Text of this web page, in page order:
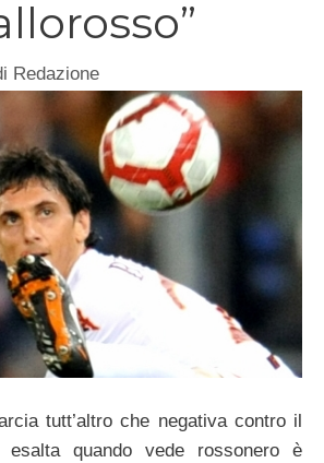
Redazione
tutt’altro che negativa contro il
quando vede rossonero è